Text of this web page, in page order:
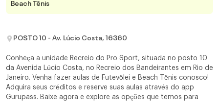
Beach Tênis
POSTO 10 - Av. Lúcio Costa, 16360
Conheça a unidade Recreio do Pro Sport, situada no posto 10
da Avenida Lúcio Costa, no Recreio dos Bandeirantes em Rio de
Janeiro. Venha fazer aulas de Futevôlei e Beach Tênis conosco!
Adquira seus créditos e reserve suas aulas através do app
Gurupass. Baixe agora e explore as opções que temos para